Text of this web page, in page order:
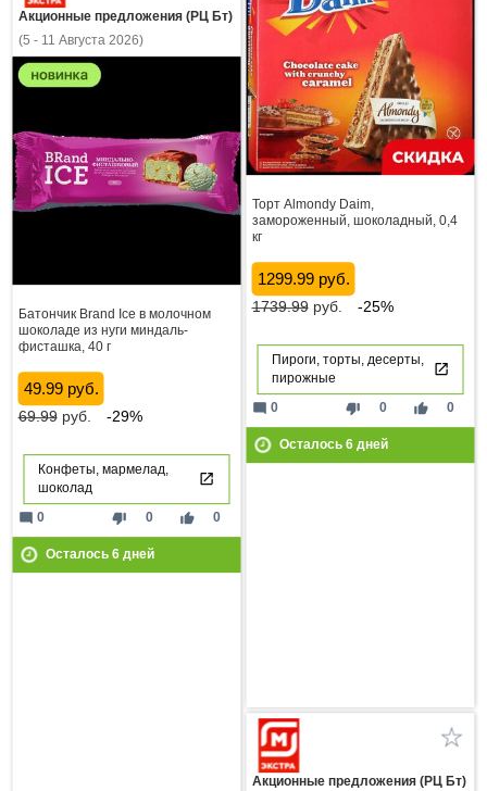
Торт Almondy Daim,
замороженный, шоколадный, 0,4
кг
1299.99 руб.
1739.99руб. -25%
Пироги, торты, десерты,
пирожные
thumb_down 0 thumb_up 0
mode_comment 0
Осталось 6дней
Акционные предложения (РЦ Бт)
(5 - 11 Августа 2026)
Батончик Brand Ice в молочном
шоколаде из нуги миндаль-
фисташка, 40 г
49.99 руб.
69.99руб. -29%
Конфеты, мармелад,
шоколад
thumb_down 0 thumb_up 0
mode_comment 0
Осталось 6дней
Акционные предложения (РЦ Бт)